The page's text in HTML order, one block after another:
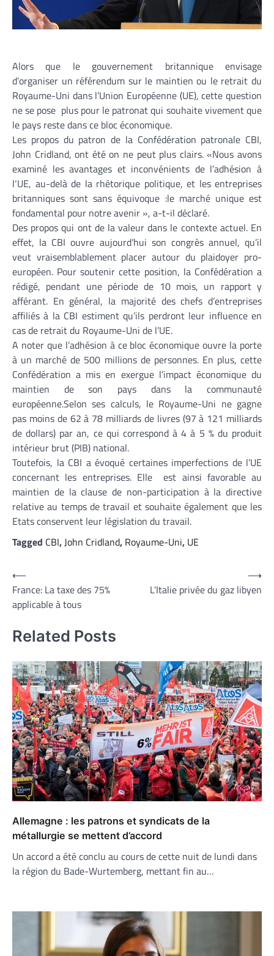
Alors que le gouvernement britannique envisage
d’organiser un référendum sur le maintien ou le retrait du
Royaume-Uni dans l’Union Européenne (UE), cette question
ne se pose plus pour le patronat qui souhaite vivement que
le pays reste dans ce bloc économique.
Les propos du patron de la Confédération patronale CBI,
John Cridland, ont été on ne peut plus clairs. «Nous avons
examiné les avantages et inconvénients de l’adhésion à
l‘UE, au-delà de la rhétorique politique, et les entreprises
britanniques sont sans équivoque :le marché unique est
fondamental pour notre avenir », a-t-il déclaré.
Des propos qui ont de la valeur dans le contexte actuel. En
effet, la CBI ouvre aujourd’hui son congrès annuel, qu’il
veut vraisemblablement placer autour du plaidoyer pro-
européen. Pour soutenir cette position, la Confédération a
rédigé, pendant une période de 10 mois, un rapport y
afférant. En général, la majorité des chefs d’entreprises
affiliés à la CBI estiment qu’ils perdront leur influence en
cas de retrait du Royaume-Uni de l’UE.
A noter que l’adhésion à ce bloc économique ouvre la porte
à un marché de 500 millions de personnes. En plus, cette
Confédération a mis en exergue l’impact économique du
maintien de son pays dans la communauté
européenne.Selon ses calculs, le Royaume-Uni ne gagne
pas moins de 62 à 78 milliards de livres (97 à 121 milliards
de dollars) par an, ce qui correspond à 4 à 5 % du produit
intérieur brut (PIB) national.
Toutefois, la CBI a évoqué certaines imperfections de l’UE
concernant les entreprises. Elle est ainsi favorable au
maintien de la clause de non-participation à la directive
relative au temps de travail et souhaite également que les
Etats conservent leur législation du travail.
Tagged CBI,John Cridland, Royaume-Uni, UE
Navigation
de
l’article
⟵
France: La taxe des 75%
applicable à tous
L’Italie privée du gaz libyen
⟶
Related Posts
Allemagne : les patrons et syndicats de la
métallurgie se mettent d’accord
Un accord a été conclu au cours de cette nuit de lundi dans
la région du Bade-Wurtemberg, mettant fin au…